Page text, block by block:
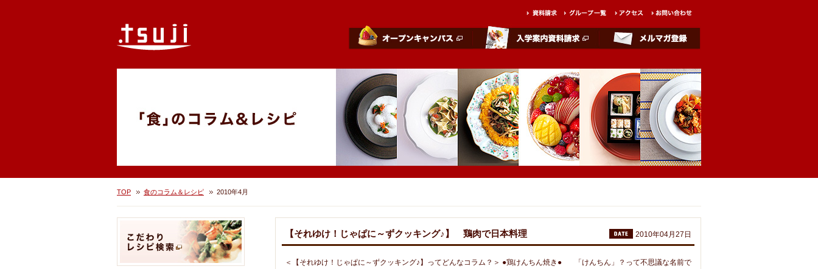
TOP 食のコラム＆レシピ 2010年4月
【それゆけ！じゃぱに～ずクッキング♪】 鶏肉で日本料理 2010年04月27日
＜【それゆけ！じゃぱに～ずクッキング♪】ってどんなコラム？＞ ●鶏けんちん焼き● 「けんちん」？って不思議な名前で